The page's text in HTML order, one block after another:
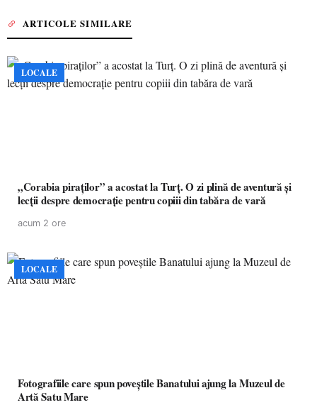
ARTICOLE SIMILARE
LOCALE
„Corabia piraților” a acostat la Turț. O zi plină de aventură și
lecții despre democrație pentru copiii din tabăra de vară
acum 2 ore
LOCALE
Fotografiile care spun poveștile Banatului ajung la Muzeul de
Artă Satu Mare